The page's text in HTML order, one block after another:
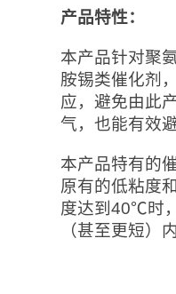
产品特性：
本产品针对聚
胺锡类催化剂
应，避免由此
气，也能有效
本产品特有的
原有的低粘度
度达到40℃时
（甚至更短）